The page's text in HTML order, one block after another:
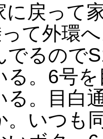
戻って
て外環
でるので
る。6号
る。目白
。いつも